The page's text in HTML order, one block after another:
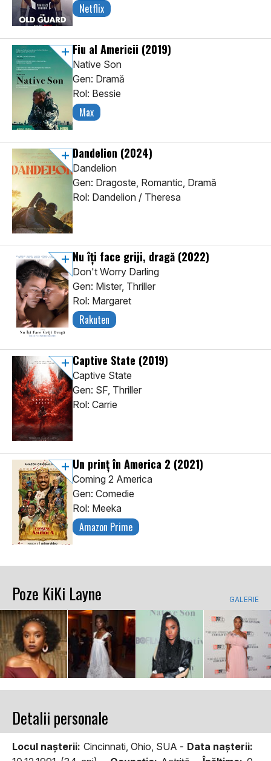
Netflix
Fiu al Americii (2019)
Native Son
Gen: Dramă
Rol: Bessie
Max
Dandelion (2024)
Dandelion
Gen: Dragoste, Romantic, Dramă
Rol: Dandelion / Theresa
Nu îți face griji, dragă (2022)
Don't Worry Darling
Gen: Mister, Thriller
Rol: Margaret
Rakuten
Captive State (2019)
Captive State
Gen: SF, Thriller
Rol: Carrie
Un prinţ în America 2 (2021)
Coming 2 America
Gen: Comedie
Rol: Meeka
Amazon Prime
Poze KiKi Layne GALERIE
Detalii personale
Locul naşterii: Cincinnati, Ohio, SUA - Data naşterii: